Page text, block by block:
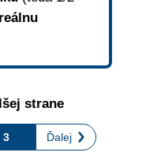
strane
3 Ďalej